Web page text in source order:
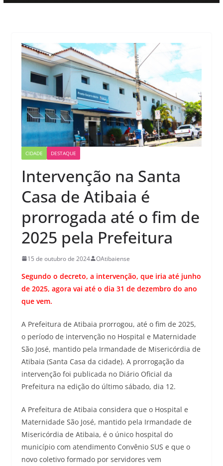
CIDADE DESTAQUE
Intervenção na Santa
Casa de Atibaia é
prorrogada até o fim de
2025 pela Prefeitura
15 de outubro de 2024 OAtibaiense
Segundo o decreto, a intervenção, que iria até junho
de 2025, agora vai até o dia 31 de dezembro do ano
que vem.
A Prefeitura de Atibaia prorrogou, até o fim de 2025,
o período de intervenção no Hospital e Maternidade
São José, mantido pela Irmandade de Misericórdia de
Atibaia (Santa Casa da cidade). A prorrogação da
intervenção foi publicada no Diário Oficial da
Prefeitura na edição do último sábado, dia 12.
A Prefeitura de Atibaia considera que o Hospital e
Maternidade São José, mantido pela Irmandade de
Misericórdia de Atibaia, é o único hospital do
município com atendimento Convênio SUS e que o
novo coletivo formado por servidores vem